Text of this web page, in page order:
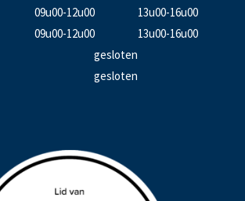
09u00-12u00
13u00-16u00
09u00-12u00
13u00-16u00
gesloten
gesloten